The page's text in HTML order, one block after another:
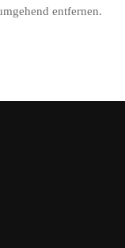
entfernen.